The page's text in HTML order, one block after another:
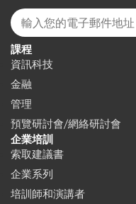
課程
資訊科技
金融
管理
預覽研討會/網絡研討會
企業培訓
索取建議書
企業系列
培訓師和演講者